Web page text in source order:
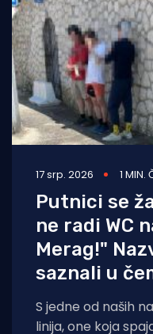
17 srp. 2026 1 MIN.
Putnici se
ne radi WC
Merag!"
saznali u
S jedne od naših
linija, one koja